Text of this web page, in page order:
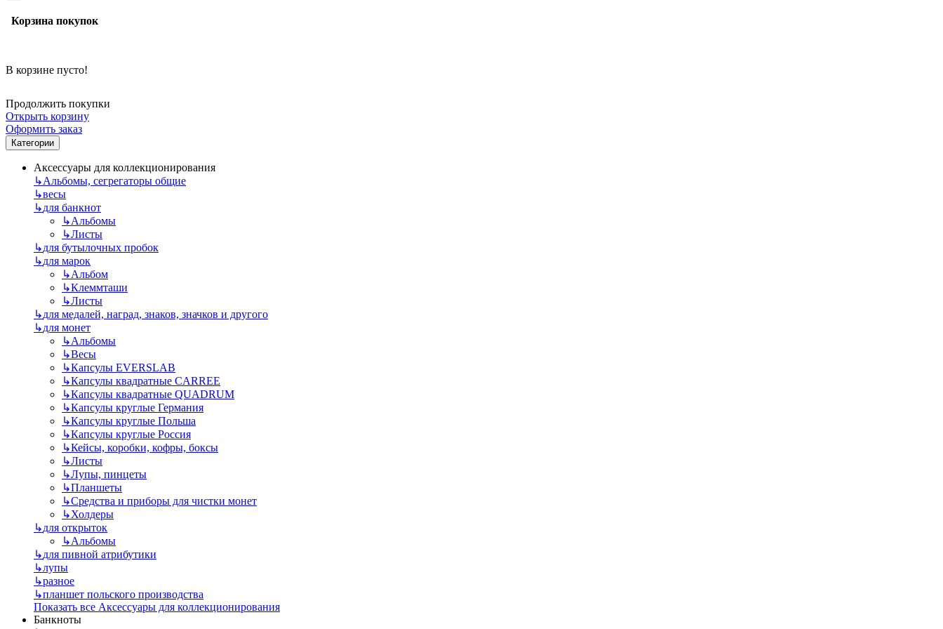
Корзина покупок
В корзине пусто!
Продолжить покупки
Открыть корзину
Оформить заказ
Категории
Аксессуары для коллекционирования
↳Альбомы, сегрегаторы общие
↳весы
↳для банкнот
↳Альбомы
↳Листы
↳для бутылочных пробок
↳для марок
↳Альбом
↳Клеммташи
↳Листы
↳для медалей, наград, знаков, значков и другого
↳для монет
↳Альбомы
↳Весы
↳Капсулы EVERSLAB
↳Капсулы квадратные CARREE
↳Капсулы квадратные QUADRUM
↳Капсулы круглые Германия
↳Капсулы круглые Польша
↳Капсулы круглые Россия
↳Кейсы, коробки, кофры, боксы
↳Листы
↳Лупы, пинцеты
↳Планшеты
↳Средства и приборы для чистки монет
↳Холдеры
↳для открыток
↳Альбомы
↳для пивной атрибутики
↳лупы
↳разное
↳планшет польского производства
Показать все Аксессуары для коллекционирования
Банкноты